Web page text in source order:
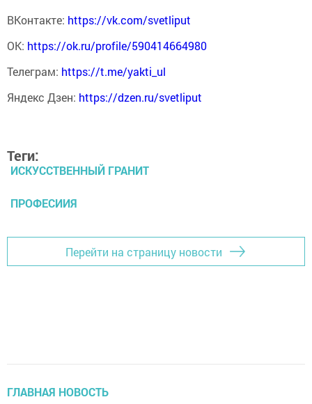
ВКонтакте: https://vk.com/svetliput
ОК: https://ok.ru/profile/590414664980
Телеграм: https://t.me/yakti_ul
Яндекс Дзен: https://dzen.ru/svetliput
Теги:
ИСКУССТВЕННЫЙ ГРАНИТ
ПРОФЕСИИЯ
Перейти на страницу новости
ГЛАВНАЯ НОВОСТЬ